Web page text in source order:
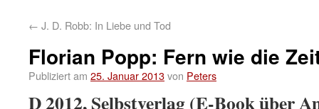
← J. D. Robb: In Liebe und Tod
Florian Popp: Fern wie die
Publiziert am 25. Januar 2013von Peters
D 2012, Selbstverlag (E-Book über